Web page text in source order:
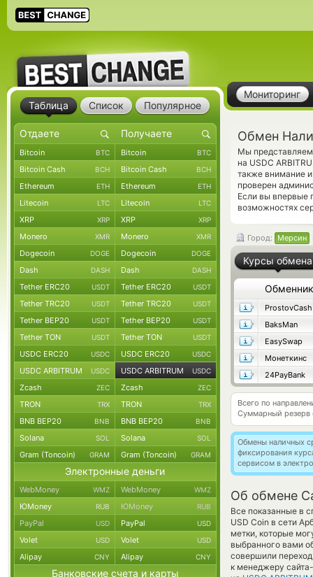
Мониторинг
Обмен
Мы
на USDC
также внимание
проверен
Если вы впервые
возможностях
Город: Мерсин
Курсы обмена
Обменник
ProstovCash
BaksMan
EasySwap
Монеткинс
24PayBank
Всего по
Суммарный резерв
Обмены наличных
фиксирования
сервисом в
Об обмене
Все показанные в
USD Coin в сети
метки, которые
выбранного вами
совершили
к менеджеру
Таблица Список Популярное
Bitcoin BTC Bitcoin BTC
Bitcoin Cash BCH Bitcoin Cash BCH
Ethereum ETH Ethereum ETH
Litecoin LTC Litecoin LTC
XRP XRP XRP XRP
Monero XMR Monero XMR
Dogecoin DOGE Dogecoin DOGE
Dash DASH Dash DASH
Tether ERC20 USDT Tether ERC20 USDT
Tether TRC20 USDT Tether TRC20 USDT
Tether BEP20 USDT Tether BEP20 USDT
Tether TON USDT Tether TON USDT
USDC ERC20 USDC USDC ERC20 USDC
USDC ARBITRUM USDC USDC ARBITRUM USDC
Zcash ZEC Zcash ZEC
TRON TRX TRON TRX
BNB BEP20 BNB BNB BEP20 BNB
Solana SOL Solana SOL
Gram (Toncoin) GRAM Gram (Toncoin) GRAM
Электронные деньги
WebMoney WMZ WebMoney WMZ
ЮMoney RUB ЮMoney RUB
PayPal USD PayPal USD
Volet USD Volet USD
Alipay CNY Alipay CNY
Банковские счета и карты